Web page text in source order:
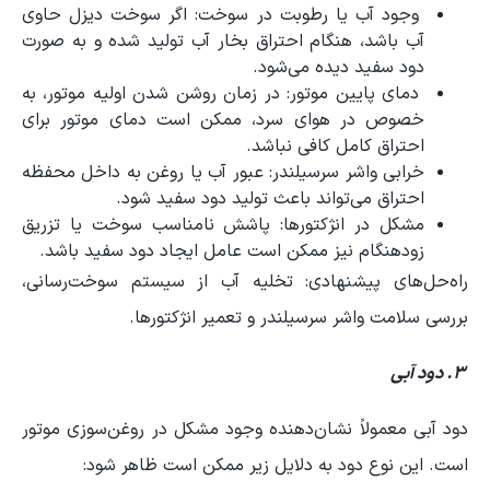
وجود آب یا رطوبت در سوخت: اگر سوخت دیزل حاوی
آب باشد، هنگام احتراق بخار آب تولید شده و به صورت
دود سفید دیده می‌شود.
دمای پایین موتور: در زمان روشن شدن اولیه موتور، به
خصوص در هوای سرد، ممکن است دمای موتور برای
احتراق کامل کافی نباشد.
خرابی واشر سرسیلندر: عبور آب یا روغن به داخل محفظه
احتراق می‌تواند باعث تولید دود سفید شود.
مشکل در انژکتورها: پاشش نامناسب سوخت یا تزریق
زودهنگام نیز ممکن است عامل ایجاد دود سفید باشد.
راه‌حل‌های پیشنهادی: تخلیه آب از سیستم سوخت‌رسانی،
بررسی سلامت واشر سرسیلندر و تعمیر انژکتورها.
۳. دود آبی
دود آبی معمولاً نشان‌دهنده وجود مشکل در روغن‌سوزی موتور
است. این نوع دود به دلایل زیر ممکن است ظاهر شود: